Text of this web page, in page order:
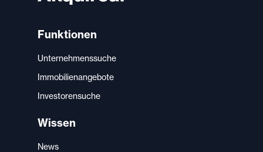
Funktionen
Unternehmenssuche
Immobilienangebote
Investorensuche
Wissen
News